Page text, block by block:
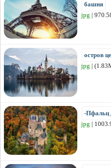
башня
jpg |
остров
jpg |
-Пфальц
jpg |